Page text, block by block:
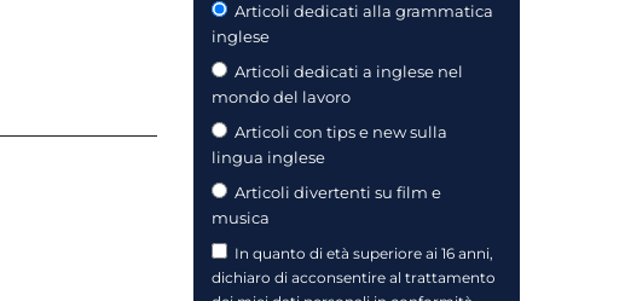
Articoli dedicati alla grammatica
inglese
Articoli dedicati a inglese nel
mondo del lavoro
Articoli con tips e new sulla
lingua inglese
Articoli divertenti su film e
musica
In quanto di età superiore ai 16 anni,
dichiaro di acconsentire al trattamento